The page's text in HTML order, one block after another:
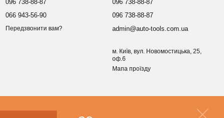
096 738-88-87
066 943-56-90
Передзвонити вам?
096 738-88-87
096 738-88-87
admin@auto-tools.com.ua
м. Київ, вул. Новомостицька, 25,
оф.6
Мапа проїзду